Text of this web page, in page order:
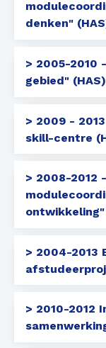
denken"
> 2005-2010
gebied" (HAS)
> 2009 -
skill-centre
> 2008-2012
ontwikkeling"
> 2004-2013
> 2010-2012